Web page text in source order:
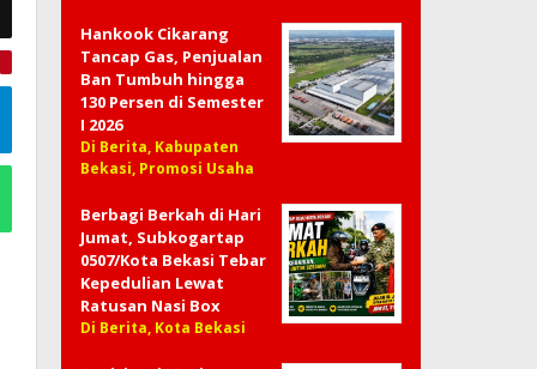
Hankook Cikarang
Tancap Gas, Penjualan
Ban Tumbuh hingga
130 Persen di Semester
I 2026
Di Berita, Kabupaten
Bekasi, Promosi Usaha
Berbagi Berkah di Hari
Jumat, Subkogartap
0507/Kota Bekasi Tebar
Kepedulian Lewat
Ratusan Nasi Box
Di Berita, Kota Bekasi